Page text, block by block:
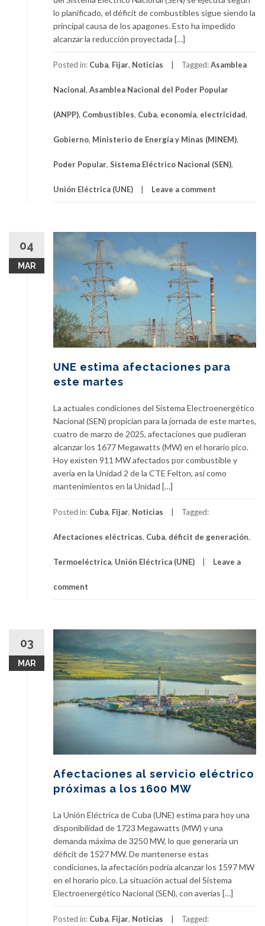
lo planificado, el déficit de combustibles sigue siendo la
principal causa de los apagones. Esto ha impedido
alcanzar la reducción proyectada […]
Posted in: Cuba, Fijar, Noticias Tagged:Asamblea
Nacional, Asamblea Nacional del Poder Popular
(ANPP), Combustibles, Cuba, economía, electricidad,
Gobierno, Ministerio de Energía y Minas (MINEM),
Poder Popular, Sistema Eléctrico Nacional (SEN),
Unión Eléctrica (UNE) Leave a comment
04
MAR
UNE estima afectaciones para
este martes
La actuales condiciones del Sistema Electroenergético
Nacional (SEN) propician para la jornada de este martes,
cuatro de marzo de 2025, afectaciones que pudieran
alcanzar los 1677 Megawatts (MW) en el horario pico.
Hoy existen 911 MW afectados por combustible y
avería en la Unidad 2 de la CTE Felton, así como
mantenimientos en la Unidad […]
Posted in: Cuba, Fijar, Noticias Tagged:
Afectaciones eléctricas, Cuba, déficit de generación,
Termoeléctrica, Unión Eléctrica (UNE) Leave a
comment
03
MAR
Afectaciones al servicio eléctrico
próximas a los 1600 MW
La Unión Eléctrica de Cuba (UNE) estima para hoy una
disponibilidad de 1723 Megawatts (MW) y una
demanda máxima de 3250 MW, lo que generaría un
déficit de 1527 MW. De mantenerse estas
condiciones, la afectación podría alcanzar los 1597 MW
en el horario pico. La situación actual del Sistema
Electroenergético Nacional (SEN), con averías […]
Posted in: Cuba, Fijar, Noticias Tagged: